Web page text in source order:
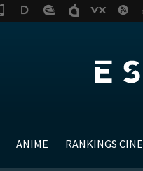
ANIME RANKINGS CINE